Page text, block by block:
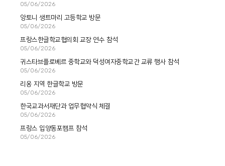
05/06/2026
앙토니 생트마리 고등학교 방문
05/06/2026
프랑스한글학교협의회 교장 연수 참석
05/06/2026
귀스타브플로베르 중학교와 덕성여자중학교간 교류 행사 참석
05/06/2026
리옹 지역 한글학교 방문
05/06/2026
한국교과서재단과 업무협약식 체결
05/06/2026
프랑스 입양동포캠프 참석
05/06/2026